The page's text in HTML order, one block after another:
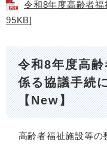
令和8年度高齢者
95KB]
令和8年度高
係る協議手続
【New】
高齢者福祉施設等の